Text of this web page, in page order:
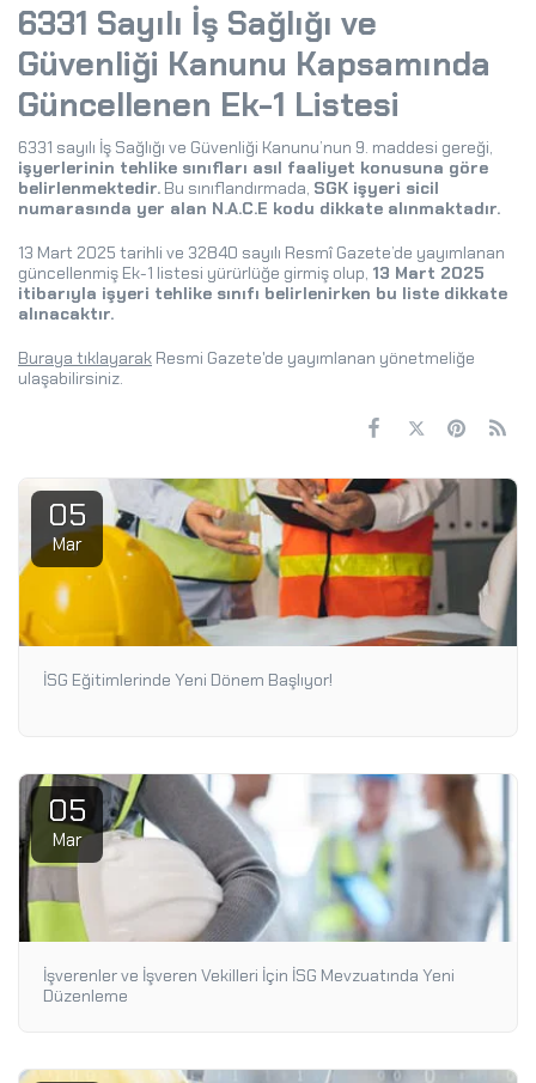
6331 Sayılı İş Sağlığı ve
Güvenliği Kanunu Kapsamında
Güncellenen Ek-1 Listesi
6331 sayılı İş Sağlığı ve Güvenliği Kanunu’nun 9. maddesi gereği,
işyerlerinin tehlike sınıfları asıl faaliyet konusuna göre
belirlenmektedir. Bu sınıflandırmada, SGK işyeri sicil
numarasında yer alan N.A.C.E kodu dikkate alınmaktadır.
13 Mart 2025 tarihli ve 32840 sayılı Resmî Gazete’de yayımlanan
güncellenmiş Ek-1 listesi yürürlüğe girmiş olup, 13 Mart 2025
itibarıyla işyeri tehlike sınıfı belirlenirken bu liste dikkate
alınacaktır.
Buraya tıklayarak Resmi Gazete'de yayımlanan yönetmeliğe
ulaşabilirsiniz.
05
Mar
İSG Eğitimlerinde Yeni Dönem Başlıyor!
05
Mar
İşverenler ve İşveren Vekilleri İçin İSG Mevzuatında Yeni
Düzenleme